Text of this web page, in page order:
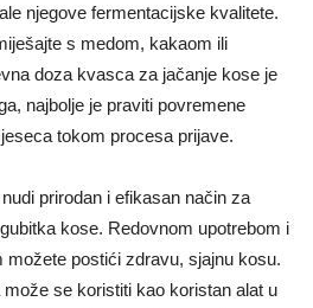
njegove fermentacijske kvalitete.
s medom, kakaom ili
doza kvasca za jačanje kose je
najbolje je praviti povremene
tokom procesa prijave.
prirodan i efikasan način za
kose. Redovnom upotrebom i
možete postići zdravu, sjajnu kosu.
se koristiti kao koristan alat u